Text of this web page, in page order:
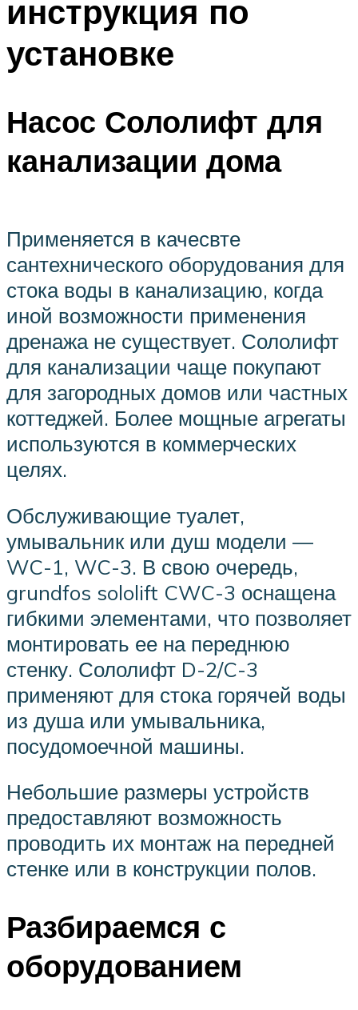
инструкция по
установке
Насос Сололифт для
канализации дома
Применяется в качесвте
сантехнического оборудования для
стока воды в канализацию, когда
иной возможности применения
дренажа не существует. Сололифт
для канализации чаще покупают
для загородных домов или частных
коттеджей. Более мощные агрегаты
используются в коммерческих
целях.
Обслуживающие туалет,
умывальник или душ модели —
WC-1, WC-3. В свою очередь,
grundfos sololift CWC-3 оснащена
гибкими элементами, что позволяет
монтировать ее на переднюю
стенку. Сололифт D-2/C-3
применяют для стока горячей воды
из душа или умывальника,
посудомоечной машины.
Небольшие размеры устройств
предоставляют возможность
проводить их монтаж на передней
стенке или в конструкции полов.
Разбираемся с
оборудованием